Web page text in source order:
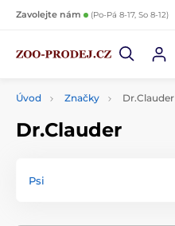
Zavolejte nám (Po-Pá 8-17, So 8-12)
Úvod Značky Dr.Clauder
Dr.Clauder
Psi